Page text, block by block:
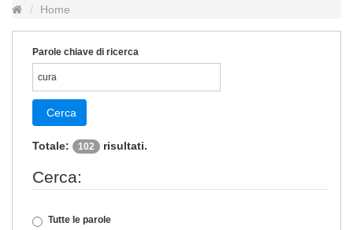
Home
Parole chiave di ricerca
Cerca
Totale: 102 risultati.
Cerca:
Tutte le parole